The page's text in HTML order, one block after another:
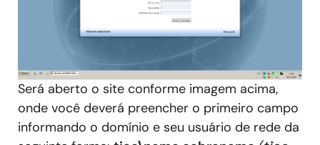
Será aberto o site conforme imagem acima,
onde você deverá preencher o primeiro campo
informando o domínio e seu usuário de rede da